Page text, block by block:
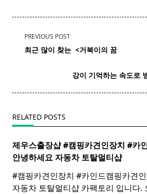
<span
class="nav-
text">Page</span>
PREVIOUS POST
최근 많이 찾는 ​ <거북이의 꿈
강이 기억하는 속도로
RELATED POSTS
제우스출장샵 #캠핑카견인장치 #카
안녕하세요 자동차 토탈멀티샵
#캠핑카견인장치 #카인드캠핑카견
자동차 토탈멀티샵 카팩토리 입니다.